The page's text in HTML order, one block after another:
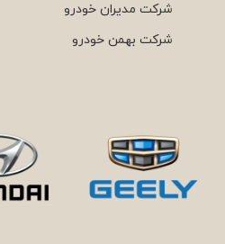
شرکت مدیران خودرو
شرکت بهمن خودرو